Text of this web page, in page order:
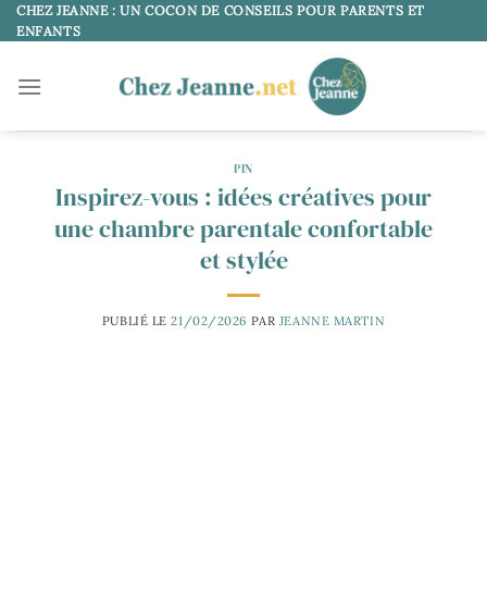
Passer
au
CHEZ JEANNE : UN COCON DE CONSEILS POUR PARENTS ET
ENFANTS
PIN
Inspirez-vous : idées créatives pour
une chambre parentale confortable
et stylée
PUBLIÉ LE21/02/2026 PAR JEANNE MARTIN